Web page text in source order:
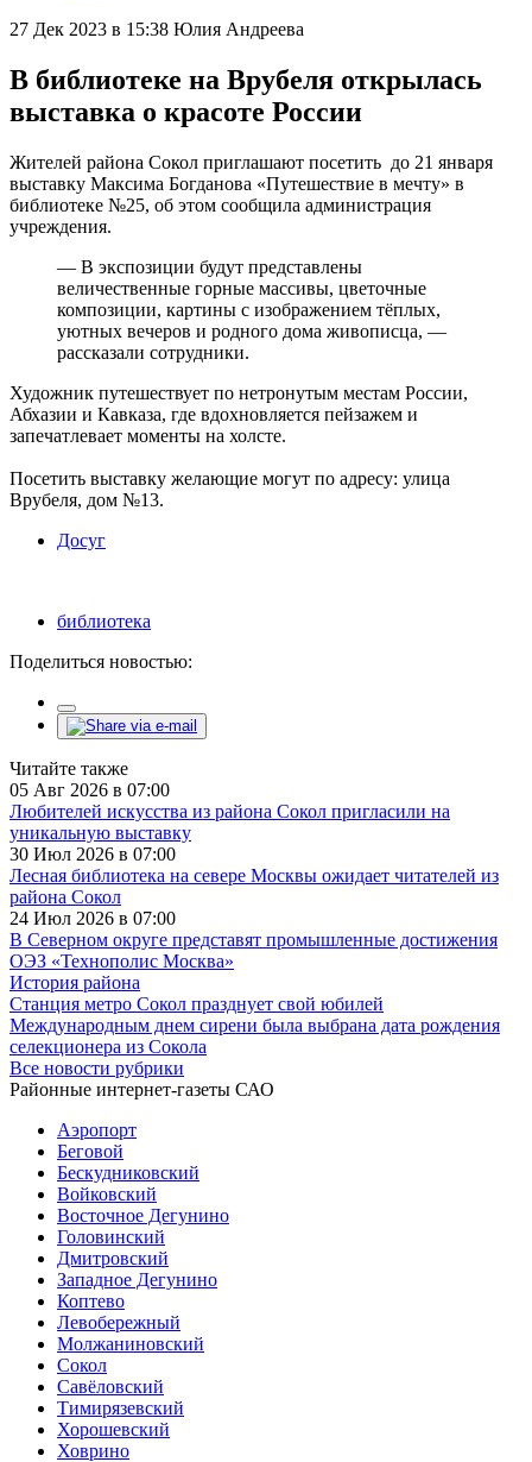
27 Дек 2023 в 15:38 Юлия Андреева
В библиотеке на Врубеля открылась
выставка о красоте России
Жителей района Сокол приглашают посетить до 21 января
выставку Максима Богданова «Путешествие в мечту» в
библиотеке №25, об этом сообщила администрация
учреждения.
— В экспозиции будут представлены
величественные горные массивы, цветочные
композиции, картины с изображением тёплых,
уютных вечеров и родного дома живописца, —
рассказали сотрудники.
Художник путешествует по нетронутым местам России,
Абхазии и Кавказа, где вдохновляется пейзажем и
запечатлевает моменты на холсте.
Посетить выставку желающие могут по адресу: улица
Врубеля, дом №13.
Досуг
библиотека
Поделиться новостью:
Читайте также
05 Авг 2026 в 07:00
Любителей искусства из района Сокол пригласили на
уникальную выставку
30 Июл 2026 в 07:00
Лесная библиотека на севере Москвы ожидает читателей из
района Сокол
24 Июл 2026 в 07:00
В Северном округе представят промышленные достижения
ОЭЗ «Технополис Москва»
История района
Станция метро Сокол празднует свой юбилей
Международным днем сирени была выбрана дата рождения
селекционера из Сокола
Все новости рубрики
Районные интернет-газеты САО
Аэропорт
Беговой
Бескудниковский
Войковский
Восточное Дегунино
Головинский
Дмитровский
Западное Дегунино
Коптево
Левобережный
Молжаниновский
Сокол
Савёловский
Тимирязевский
Хорошевский
Ховрино